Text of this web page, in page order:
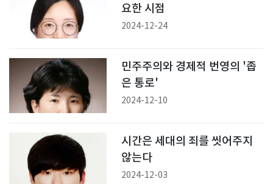
요한 시점
2024-12-24
민주주의와 경제적 번영의 '좁
은 통로'
2024-12-10
시간은 세대의 죄를 씻어주지
않는다
2024-12-03